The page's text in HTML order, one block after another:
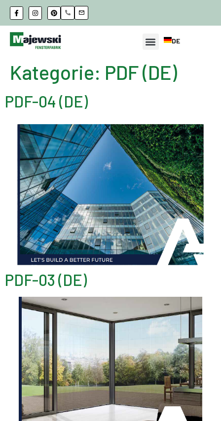
DE
Kategorie: PDF (DE)
PDF-04 (DE)
PDF-03 (DE)